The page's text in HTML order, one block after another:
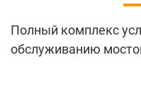
Полный комплекс
обслуживанию